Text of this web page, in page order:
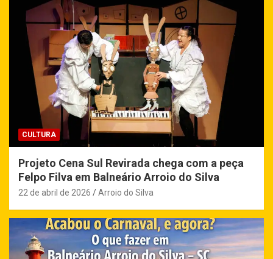
CULTURA
Projeto Cena Sul Revirada chega com a peça
Felpo Filva em Balneário Arroio do Silva
22 de abril de 2026 Arroio do Silva